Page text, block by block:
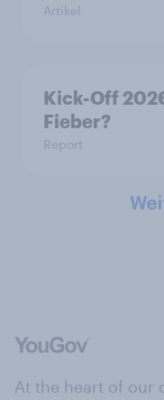
Artikel
Kick-Off
Fieber?​
Report
At the heart of our